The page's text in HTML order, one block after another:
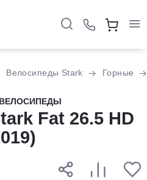
Велосипеды Stark Горные
Fat 26.5 HD